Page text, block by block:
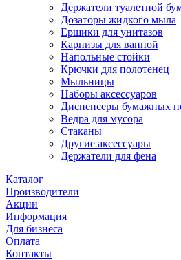
Держатели туалетной
Дозаторы жидкого мыла
Ершики для унитазов
Карнизы для ванной
Напольные стойки
Крючки для полотенец
Мыльницы
Наборы аксессуаров
Диспенсеры бумажных
Ведра для мусора
Стаканы
Другие аксессуары
Держатели для фена
Каталог
Производители
Акции
Информация
Для бизнеса
Оплата
Контакты